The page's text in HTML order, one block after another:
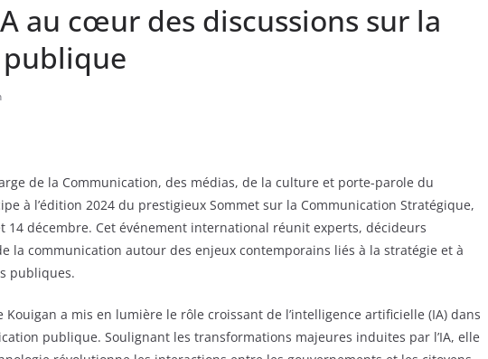
au cœur des discussions sur la
de la Communication, des médias, de la culture et porte-parole du
à l’édition 2024 du prestigieux Sommet sur la Communication Stratégique,
14 décembre. Cet événement international réunit experts, décideurs
la communication autour des enjeux contemporains liés à la stratégie et à
publiques.
a mis en lumière le rôle croissant de l’intelligence artificielle (IA) dans
publique. Soulignant les transformations majeures induites par l’IA, elle